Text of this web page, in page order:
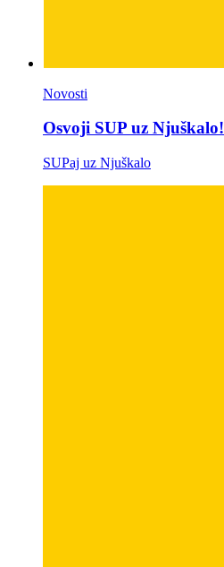
Novosti
Osvoji SUP uz Njuškalo!
SUPaj uz Njuškalo